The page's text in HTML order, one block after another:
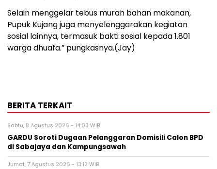
Selain menggelar tebus murah bahan makanan,
Pupuk Kujang juga menyelenggarakan kegiatan
sosial lainnya, termasuk bakti sosial kepada 1.801
warga dhuafa.” pungkasnya.(Jay)
BERITA TERKAIT
Sabtu, 8 Agustus 2026 - 14:03 WIB
GARDU Soroti Dugaan Pelanggaran Domisili Calon BPD
di Sabajaya dan Kampungsawah
Jumat, 7 Agustus 2026 - 13:12 WIB